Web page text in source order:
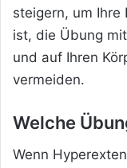
steigern, um
ist, die Übung
und auf Ihren
vermeiden.
Welche
Wenn